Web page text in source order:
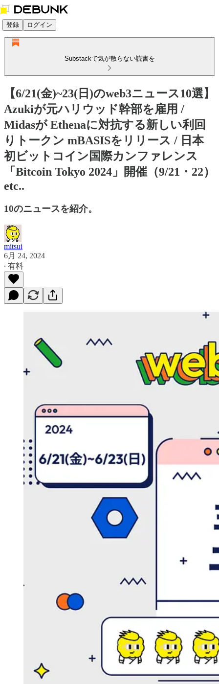
登録 ログイン
Substackで気が散らない読書を
【6/21(金)~23(日)のweb3ニュース10選】
Azukiが元ハリウッド幹部を雇用 /
Midasが Ethenaに対抗する新しい利回
りトークン mBASISをリリース / 日本
初ビットコイン国際カンファレンス
「Bitcoin Tokyo 2024」開催（9/21・22）
etc..
10のニュースを紹介。
mitsui
6月 24, 2024
∙ 有料